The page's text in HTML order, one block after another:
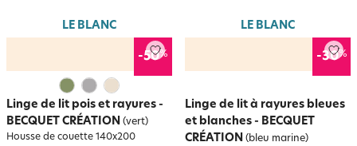
LE BLANC
-50%
Linge de lit pois et rayures -
BECQUET CRÉATION (vert)
Housse de couette 140x200
LE BLANC
-30%
Linge de lit à rayures bleues
et blanches - BECQUET
CRÉATION (bleu marine)